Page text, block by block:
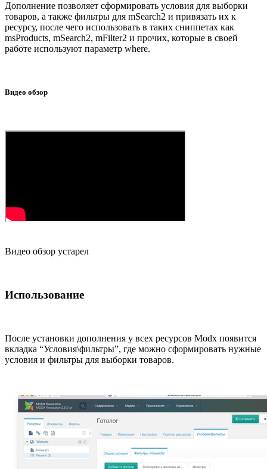
Дополнение позволяет сформировать условия для выборки
товаров, а также фильтры для mSearch2 и привязать их к
ресурсу, после чего использовать в таких сниппетах как
msProducts, mSearch2, mFilter2 и прочих, которые в своей
работе используют параметр where.
Видео обзор
Видео обзор устарел
Использование
После установки дополнения у всех ресурсов Modx появится
вкладка “Условия\фильтры”, где можно сформировать нужные
условия и фильтры для выборки товаров.